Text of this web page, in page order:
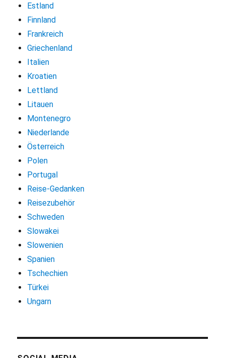
Estland
Finnland
Frankreich
Griechenland
Italien
Kroatien
Lettland
Litauen
Montenegro
Niederlande
Österreich
Polen
Portugal
Reise-Gedanken
Reisezubehör
Schweden
Slowakei
Slowenien
Spanien
Tschechien
Türkei
Ungarn